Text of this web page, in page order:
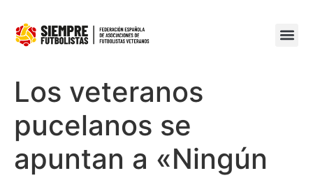
Los veteranos
pucelanos se
apuntan a «Ningún